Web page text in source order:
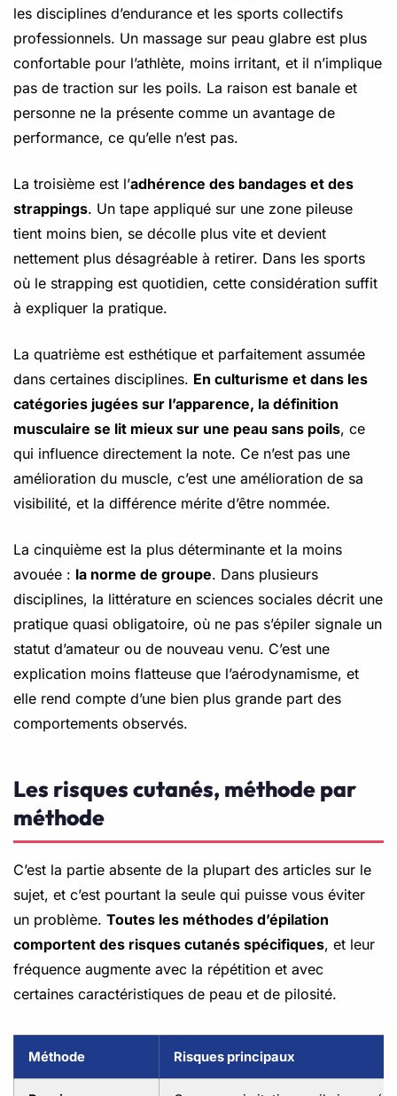
les disciplines d’endurance et les sports collectifs
professionnels. Un massage sur peau glabre est plus
confortable pour l’athlète, moins irritant, et il n’implique
pas de traction sur les poils. La raison est banale et
personne ne la présente comme un avantage de
performance, ce qu’elle n’est pas.
La troisième est l’adhérence des bandages et des
strappings. Un tape appliqué sur une zone pileuse
tient moins bien, se décolle plus vite et devient
nettement plus désagréable à retirer. Dans les sports
où le strapping est quotidien, cette considération suffit
à expliquer la pratique.
La quatrième est esthétique et parfaitement assumée
dans certaines disciplines. En culturisme et dans les
catégories jugées sur l’apparence, la définition
musculaire se lit mieux sur une peau sans poils, ce
qui influence directement la note. Ce n’est pas une
amélioration du muscle, c’est une amélioration de sa
visibilité, et la différence mérite d’être nommée.
La cinquième est la plus déterminante et la moins
avouée : la norme de groupe. Dans plusieurs
disciplines, la littérature en sciences sociales décrit une
pratique quasi obligatoire, où ne pas s’épiler signale un
statut d’amateur ou de nouveau venu. C’est une
explication moins flatteuse que l’aérodynamisme, et
elle rend compte d’une bien plus grande part des
comportements observés.
Les risques cutanés, méthode par
méthode
C’est la partie absente de la plupart des articles sur le
sujet, et c’est pourtant la seule qui puisse vous éviter
un problème. Toutes les méthodes d’épilation
comportent des risques cutanés spécifiques, et leur
fréquence augmente avec la répétition et avec
certaines caractéristiques de peau et de pilosité.
Méthode Risques principaux